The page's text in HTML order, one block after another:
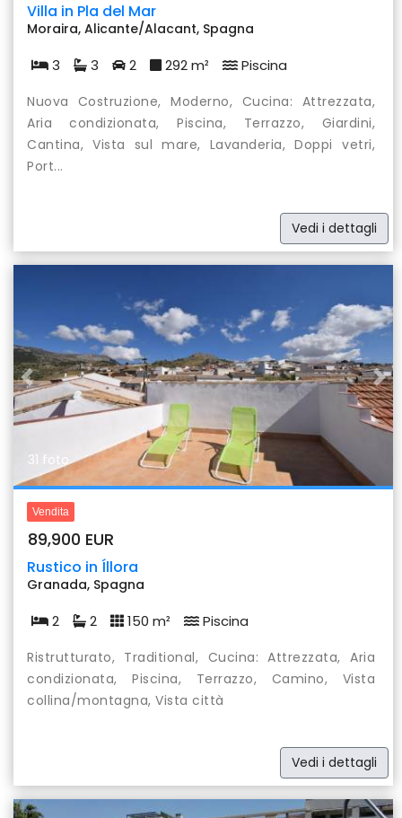
Villa in Pla del Mar
Moraira, Alicante/Alacant, Spagna
3 3 2 292 m² Piscina
Nuova Costruzione, Moderno, Cucina: Attrezzata,
Aria condizionata, Piscina, Terrazzo, Giardini,
Cantina, Vista sul mare, Lavanderia, Doppi vetri,
Port...
Vedi i dettagli
Previous
31 foto
Vendita
89,900 EUR
Rustico in Íllora
Granada, Spagna
2 2 150 m² Piscina
Ristrutturato, Traditional, Cucina: Attrezzata, Aria
condizionata, Piscina, Terrazzo, Camino, Vista
collina/montagna, Vista città
Vedi i dettagli